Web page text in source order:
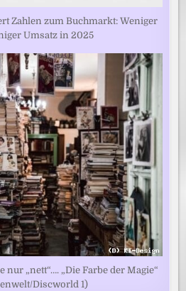
Zahlen zum Buchmarkt: Weniger
Umsatz in 2025
nur „nett“…. „Die Farbe der Magie“
Discworld 1)